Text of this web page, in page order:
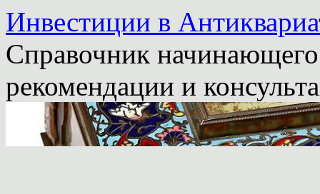
Инвестиции в
Справочник
рекомендации и